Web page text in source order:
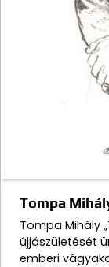
Tompa
Tompa Mihály
újjászületését
emberi